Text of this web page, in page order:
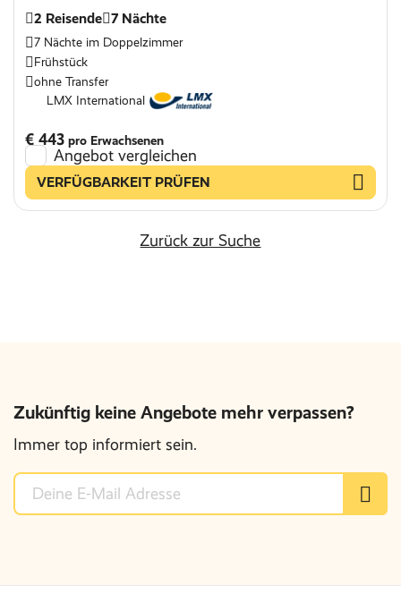
2 Reisende 7 Nächte
7 Nächte im Doppelzimmer
Frühstück
ohne Transfer
LMX International
€ 443 pro Erwachsenen
Angebot vergleichen
VERFÜGBARKEIT PRÜFEN
Zurück zur Suche
Zukünftig keine Angebote mehr verpassen?
Immer top informiert sein.